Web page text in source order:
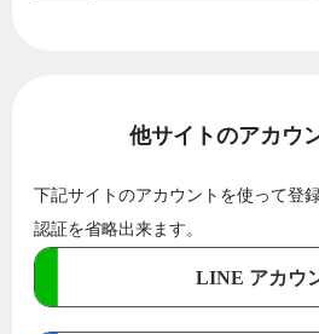
他サイトのアカウ
下記サイトのアカウントを使って登
認証を省略出来ます。
LINE アカウ